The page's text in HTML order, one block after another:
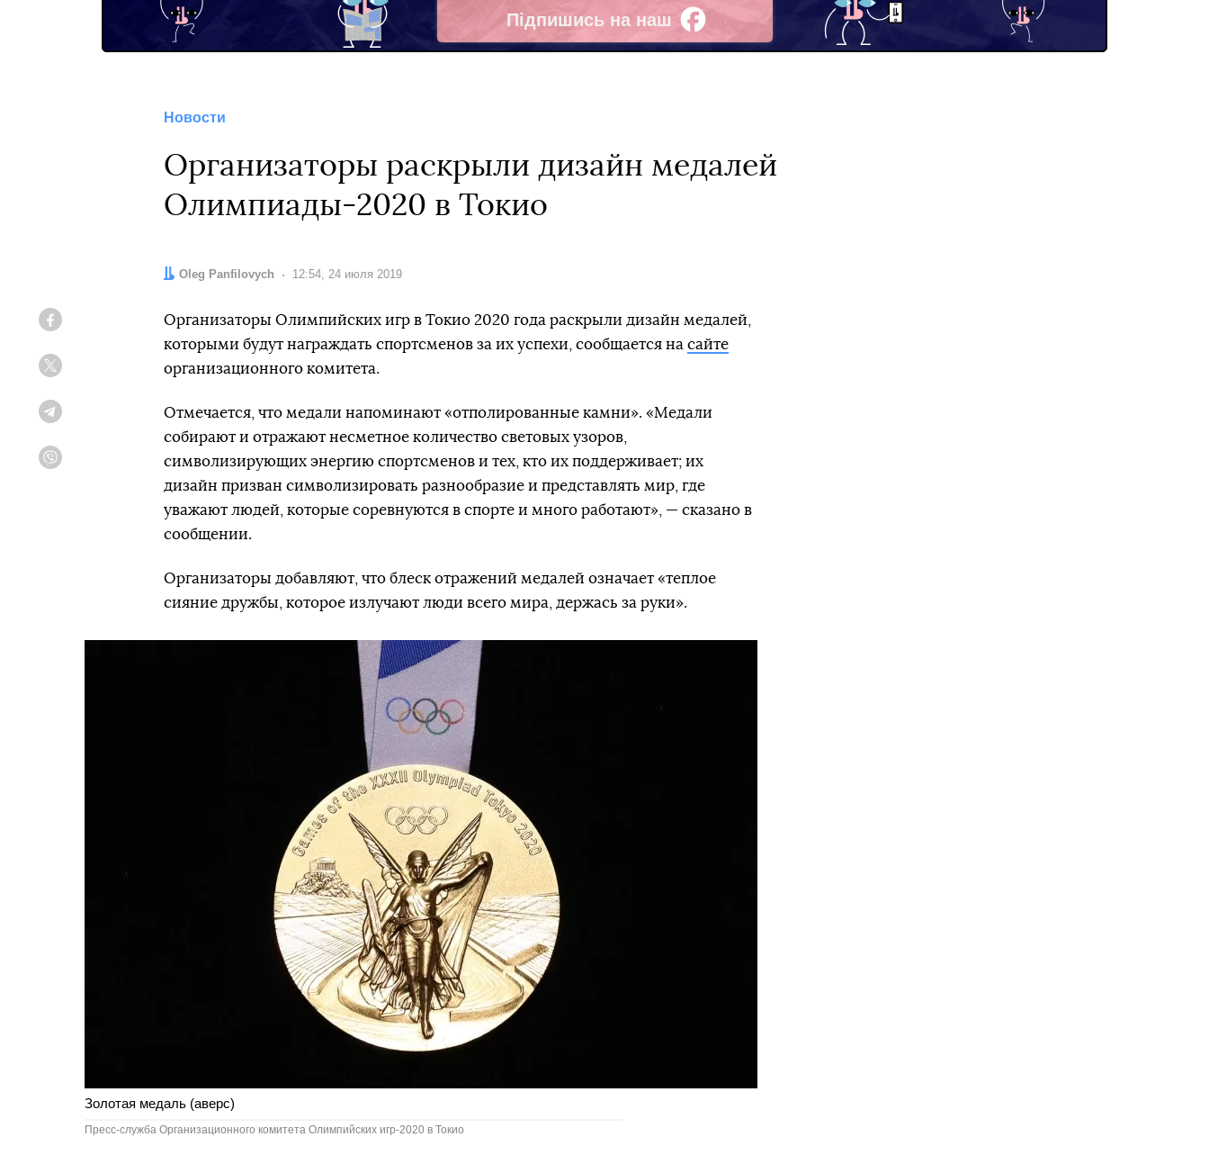
Підпишись на наш
Facebook
Новости
Организаторы раскрыли дизайн медалей
Олимпиады-2020 в Токио
Автор:
Oleg Panfilovych Дата:
12:54, 24 июля 2019
Организаторы Олимпийских игр в Токио 2020 года раскрыли дизайн медалей,
которыми будут награждать спортсменов за их успехи, сообщается на сайте
организационного комитета.
Отмечается, что медали напоминают «отполированные камни». «Медали
собирают и отражают несметное количество световых узоров,
символизирующих энергию спортсменов и тех, кто их поддерживает; их
дизайн призван символизировать разнообразие и представлять мир, где
уважают людей, которые соревнуются в спорте и много работают», — сказано в
сообщении.
Организаторы добавляют, что блеск отражений медалей означает «теплое
сияние дружбы, которое излучают люди всего мира, держась за руки».
Золотая медаль (аверс)
Пресс-служба Организационного комитета Олимпийских игр-2020 в Токио